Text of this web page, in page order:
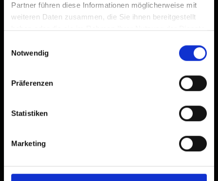
Partner führen diese Informationen möglicherweise mit
weiteren Daten zusammen, die Sie ihnen bereitgestellt
haben oder die sie im Rahmen Ihrer Nutzung der Dienste
Notwendig
Präferenzen
Statistiken
Marketing